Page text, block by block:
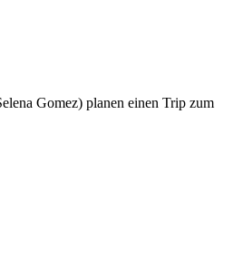
Gomez) planen einen Trip zum